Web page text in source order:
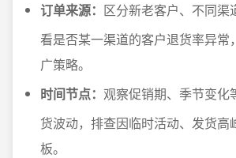
订单来源： 区分新老客户、不同渠
看是否某一渠道的客户退货率异常
广策略。
时间节点： 观察促销期、季节变化
货波动，排查因临时活动、发货高
板。